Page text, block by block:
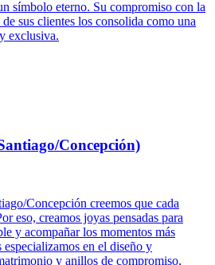
símbolo eterno. Su compromiso con la
sus clientes los consolida como una
exclusiva.
Concepción)
Concepción creemos que cada
eso, creamos joyas pensadas para
y acompañar los momentos más
en el diseño y
y anillos de compromiso,